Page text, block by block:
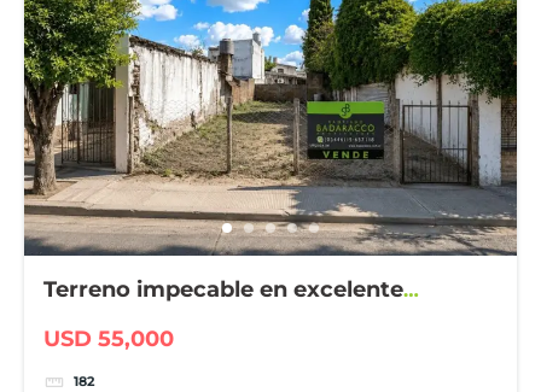
Terreno impecable en excelente
USD 55,000
182